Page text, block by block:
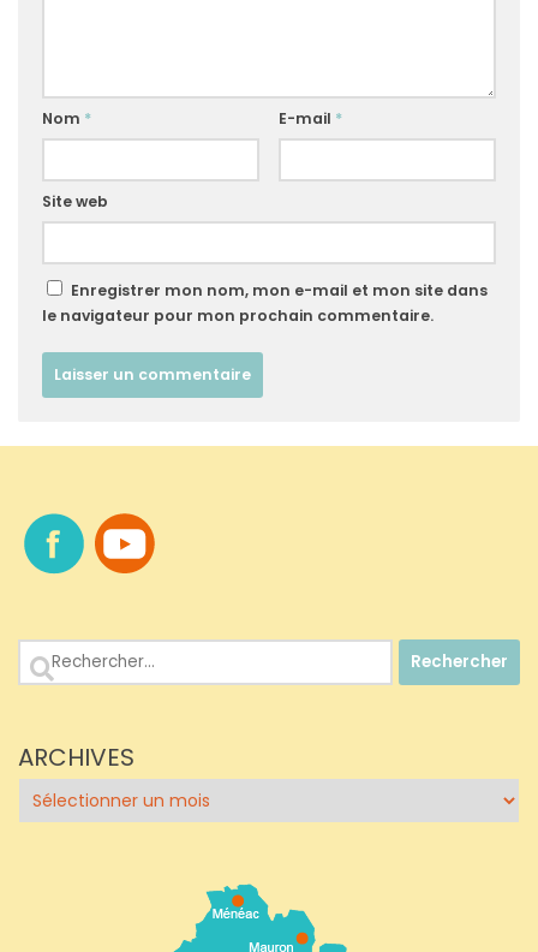
Nom * E-mail *
Site web
Enregistrer mon nom, mon e-mail et mon site dans
le navigateur pour mon prochain commentaire.
Rechercher :
ARCHIVES
Archives